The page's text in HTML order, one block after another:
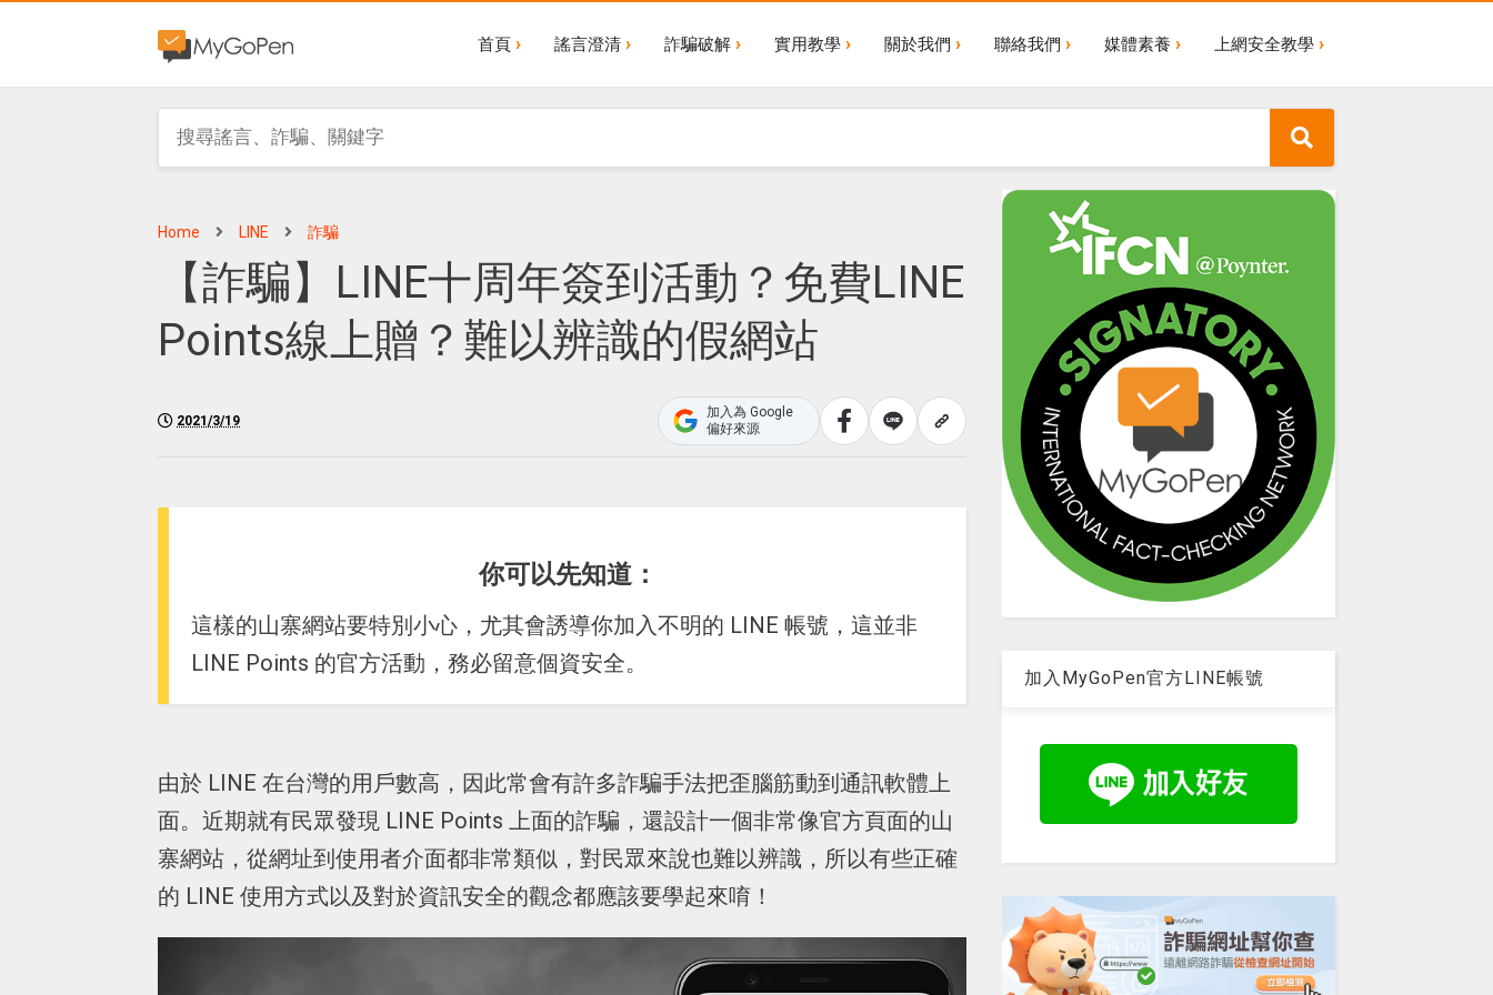
首頁 謠言澄清 詐騙破解 實用教學 關於我們 聯絡我們 媒體素養 上網安全教學
Home LINE 詐騙
【詐騙】LINE十周年簽到活動？免費LINE
Points線上贈？難以辨識的假網站
2021/3/19
加入為 Google
偏好來源
你可以先知道：
這樣的山寨網站要特別小心，尤其會誘導你加入不明的 LINE 帳號，這並非
LINE Points 的官方活動，務必留意個資安全。
由於 LINE 在台灣的用戶數高，因此常會有許多詐騙手法把歪腦筋動到通訊軟體上
面。近期就有民眾發現 LINE Points 上面的詐騙，還設計一個非常像官方頁面的山
寨網站，從網址到使用者介面都非常類似，對民眾來說也難以辨識，所以有些正確
的 LINE 使用方式以及對於資訊安全的觀念都應該要學起來唷！
加入MyGoPen官方LINE帳號